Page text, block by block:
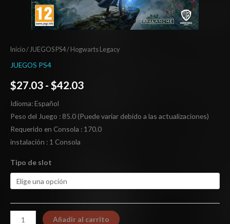
Inicio/ JUEGOS PS4/ Hogwarts Legacy
JUEGOS PS4
$27.03 - $42.03
Idioma: Español
Peso del Juego : 85.0 (Puede variar debido a las actualizaciones)
Requerido en Consola : 170.0
instalación : 1 Consola
Tipo de slot
Añadir al carrito